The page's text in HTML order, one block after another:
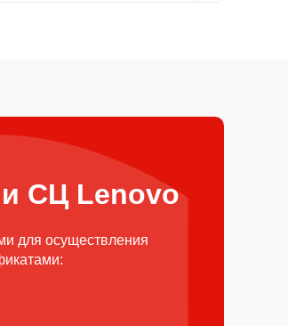
СЦ Lenovo
для осуществления